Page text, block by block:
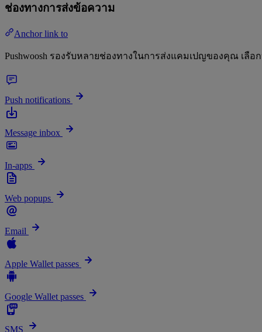
ช่องทางการส่งข้อความ
Anchor link to
Pushwoosh รองรับหลายช่องทางในการส่งแคมเปญของคุณ เ
Push notifications
Message inbox
In-apps
Web popups
Email
Apple Wallet passes
Google Wallet passes
SMS